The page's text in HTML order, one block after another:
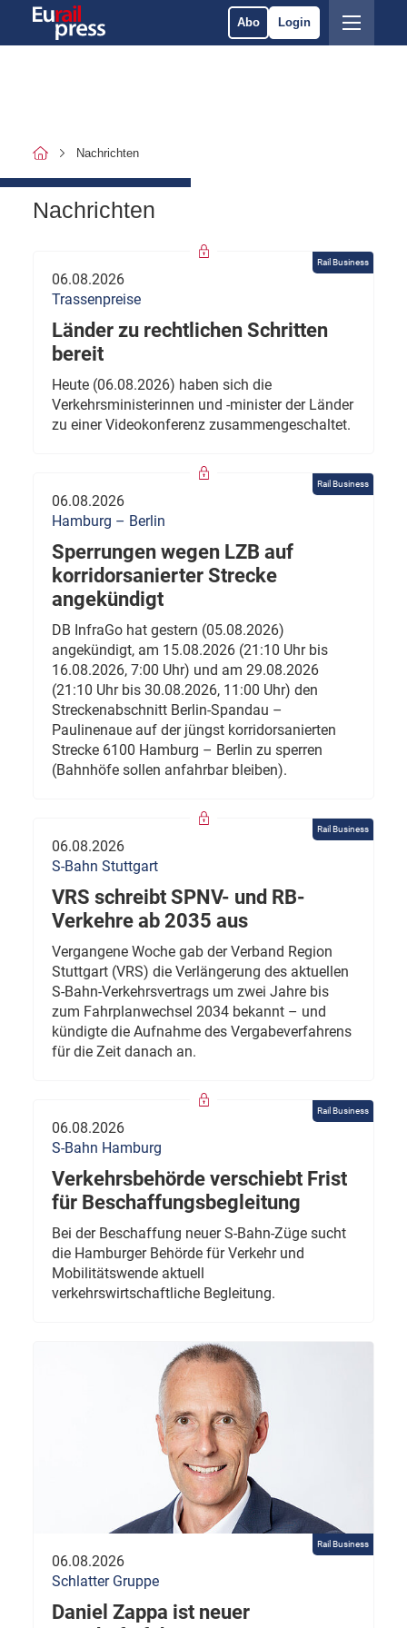
Abo Login
Nachrichten
Nachrichten
Rail Business
06.08.2026
Trassenpreise
Länder zu rechtlichen Schritten
bereit
Heute (06.08.2026) haben sich die
Verkehrsministerinnen und -minister der Länder
zu einer Videokonferenz zusammengeschaltet.
Rail Business
06.08.2026
Hamburg – Berlin
Sperrungen wegen LZB auf
korridorsanierter Strecke
angekündigt
DB InfraGo hat gestern (05.08.2026)
angekündigt, am 15.08.2026 (21:10 Uhr bis
16.08.2026, 7:00 Uhr) und am 29.08.2026
(21:10 Uhr bis 30.08.2026, 11:00 Uhr) den
Streckenabschnitt Berlin-Spandau –
Paulinenaue auf der jüngst korridorsanierten
Strecke 6100 Hamburg – Berlin zu sperren
(Bahnhöfe sollen anfahrbar bleiben).
Rail Business
06.08.2026
S-Bahn Stuttgart
VRS schreibt SPNV- und RB-
Verkehre ab 2035 aus
Vergangene Woche gab der Verband Region
Stuttgart (VRS) die Verlängerung des aktuellen
S-Bahn-Verkehrsvertrags um zwei Jahre bis
zum Fahrplanwechsel 2034 bekannt – und
kündigte die Aufnahme des Vergabeverfahrens
für die Zeit danach an.
Rail Business
06.08.2026
S-Bahn Hamburg
Verkehrsbehörde verschiebt Frist
für Beschaffungsbegleitung
Bei der Beschaffung neuer S-Bahn-Züge sucht
die Hamburger Behörde für Verkehr und
Mobilitätswende aktuell
verkehrswirtschaftliche Begleitung.
Rail Business
06.08.2026
Schlatter Gruppe
Daniel Zappa ist neuer